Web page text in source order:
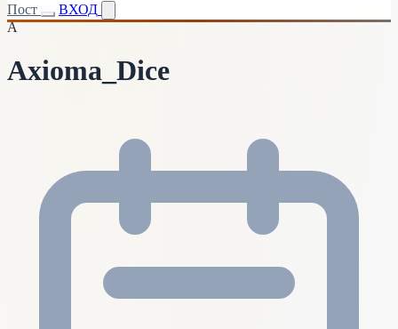
Пост
ВХОД
A
Axioma_Dice